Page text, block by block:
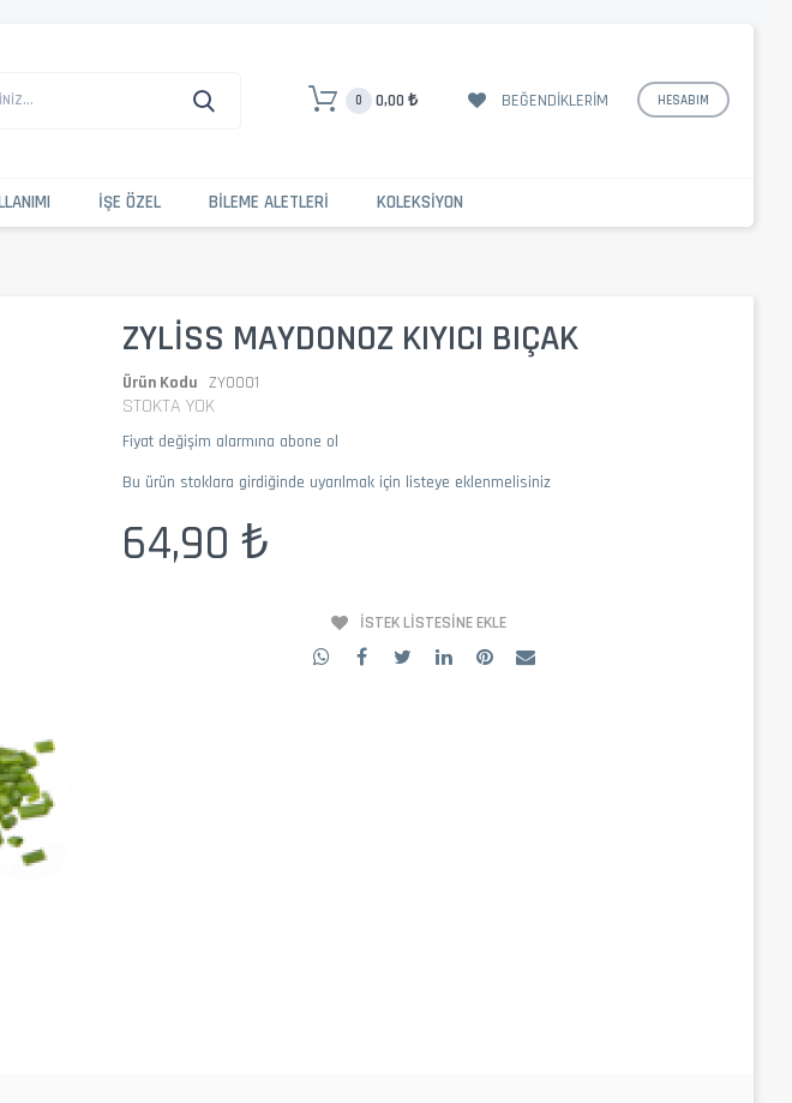
0 0,00 ₺ BEĞENDIKLERIM HESABIM
İŞE ÖZEL BILEME ALETLERI KOLEKSIYON
ZYLISS MAYDONOZ KIYICI BIÇAK
Ürün Kodu ZY0001
STOKTA YOK
Fiyat değişim alarmına abone ol
Bu ürün stoklara girdiğinde uyarılmak için listeye eklenmelisiniz
64,90 ₺
İSTEK LISTESINE EKLE